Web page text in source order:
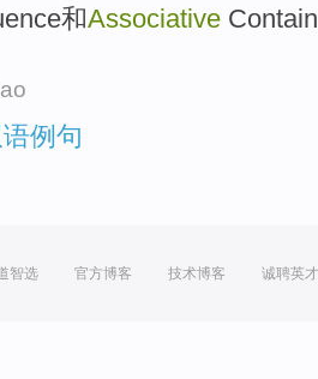
和Associative
例句
智选 官方博客 技术博客 诚聘英才